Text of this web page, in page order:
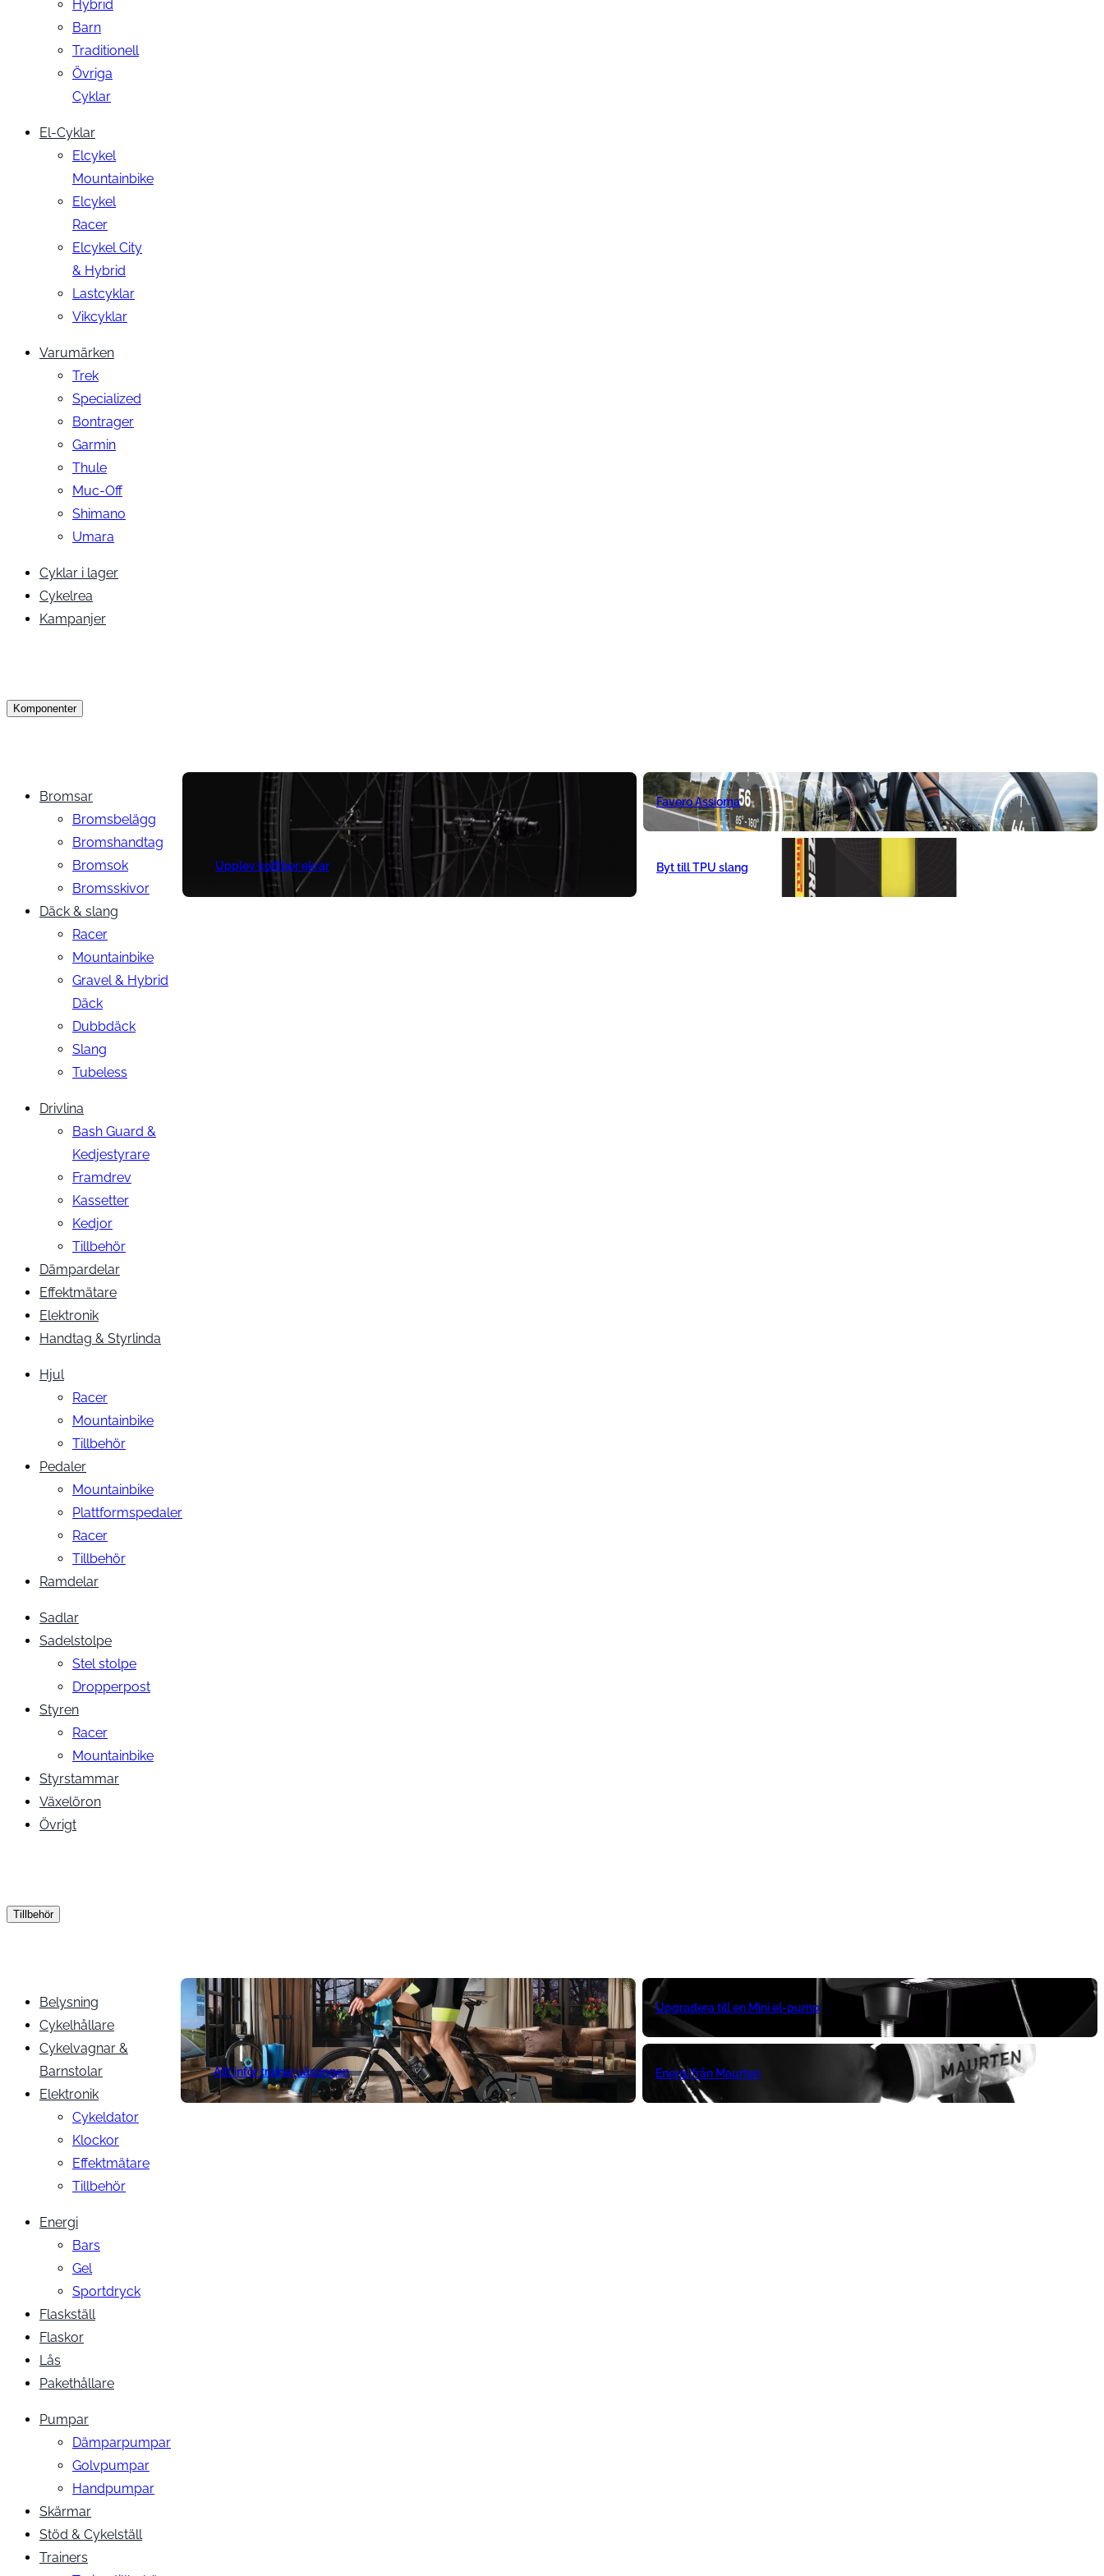
Hybrid
Barn
Traditionell
Övriga
Cyklar
El-Cyklar
Elcykel
Mountainbike
Elcykel
Racer
Elcykel City
& Hybrid
Lastcyklar
Vikcyklar
Varumärken
Trek
Specialized
Bontrager
Garmin
Thule
Muc-Off
Shimano
Umara
Cyklar i lager
Cykelrea
Kampanjer
Komponenter
Bromsar
Bromsbelägg
Bromshandtag
Bromsok
Bromsskivor
Däck & slang
Racer
Mountainbike
Gravel & Hybrid
Däck
Dubbdäck
Slang
Tubeless
Drivlina
Bash Guard &
Kedjestyrare
Framdrev
Kassetter
Kedjor
Tillbehör
Dämpardelar
Effektmätare
Elektronik
Handtag & Styrlinda
Hjul
Racer
Mountainbike
Tillbehör
Pedaler
Mountainbike
Plattformspedaler
Racer
Tillbehör
Ramdelar
Sadlar
Sadelstolpe
Stel stolpe
Dropperpost
Styren
Racer
Mountainbike
Styrstammar
Växelöron
Övrigt
Upplev kolfiber ekrar
Favero Assioma
Byt till TPU slang
Tillbehör
Belysning
Cykelhållare
Cykelvagnar &
Barnstolar
Elektronik
Cykeldator
Klockor
Effektmätare
Tillbehör
Energi
Bars
Gel
Sportdryck
Flaskställ
Flaskor
Lås
Pakethållare
Pumpar
Dämparpumpar
Golvpumpar
Handpumpar
Skärmar
Stöd & Cykelställ
Trainers
Allt inför trainer säsongen
Upgradera till en Mini el-pump
Energi från Maurten